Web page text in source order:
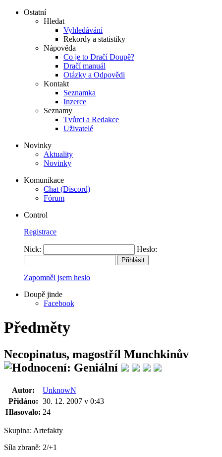
Ostatní
Hledat
Vyhledávání
Rekordy a statistiky
Nápověda
Co je to Dračí Doupě?
Dračí manuál
Otázky a Odpovědi
Kontakt
Seznamka
Inzerce
Seznamy
Tvůrci a Redakce
Uživatelé
Novinky
Aktuality
Novinky
Komunikace
Chat (Discord)
Fórum
Control
Registrace
Nick: Heslo:
Zapomněl jsem heslo
Doupě jinde
Facebook
Předměty
Necopinatus, magostříl Munchkinův
Autor:
UnknowN
Přidáno: 30. 12. 2007 v 0:43
Hlasovalo: 24
Skupina: Artefakty
Síla zbraně: 2/+1